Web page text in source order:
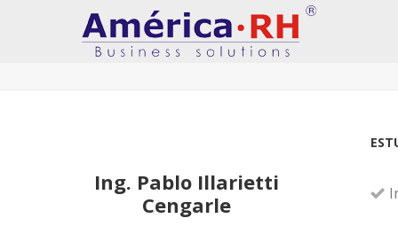
Ing. Pablo Illarietti
Cengarle